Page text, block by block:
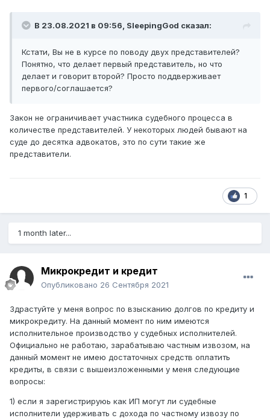
В 23.08.2021 в 09:56, SleepingGod сказал:
Кстати, Вы не в курсе по поводу двух представителей?
Понятно, что делает первый представитель, но что
делает и говорит второй? Просто поддверживает
первого/соглашается?
Закон не ограничивает участника судебного процесса в
количестве представителей. У некоторых людей бывают на
суде до десятка адвокатов, это по сути такие же
представители.
1
1 month later...
Микрокредит и кредит
Опубликовано 26 Сентября 2021
Здрастуйте у меня вопрос по взысканию долгов по кредиту и
микрокредиту. На данный момент по ним имеются
исполнительное производство у судебных исполнителей.
Официально не работаю, зарабатываю частным извозом, на
данный момент не имею достаточных средств оплатить
кредиты, в связи с вышеизложенными у меня следующие
вопросы:
1) если я зарегистрируюь как ИП могут ли судебные
исполнители удерживать с дохода по частному извозу по